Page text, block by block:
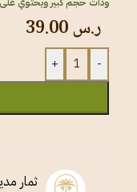
ر.س
-
+
ثمار